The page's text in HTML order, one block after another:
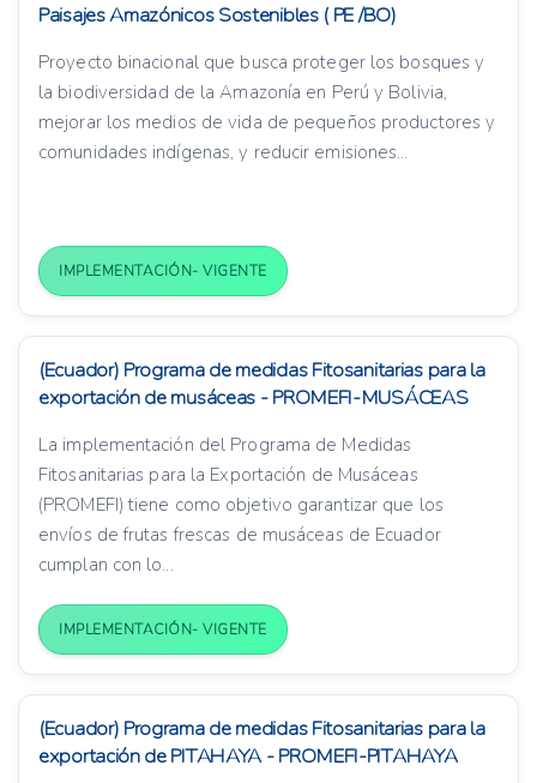
Paisajes Amazónicos Sostenibles ( PE /BO)
Proyecto binacional que busca proteger los bosques y
la biodiversidad de la Amazonía en Perú y Bolivia,
mejorar los medios de vida de pequeños productores y
comunidades indígenas, y reducir emisiones...
IMPLEMENTACIÓN- VIGENTE
(Ecuador) Programa de medidas Fitosanitarias para la
exportación de musáceas - PROMEFI-MUSÁCEAS
La implementación del Programa de Medidas
Fitosanitarias para la Exportación de Musáceas
(PROMEFI) tiene como objetivo garantizar que los
envíos de frutas frescas de musáceas de Ecuador
cumplan con lo...
IMPLEMENTACIÓN- VIGENTE
(Ecuador) Programa de medidas Fitosanitarias para la
exportación de PITAHAYA - PROMEFI-PITAHAYA